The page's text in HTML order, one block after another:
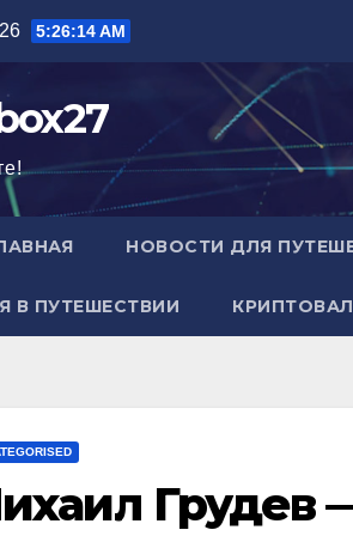
5:26:15 AM
НОВОСТИ ДЛЯ
В ПУТЕШЕСТВИИ
Грудев